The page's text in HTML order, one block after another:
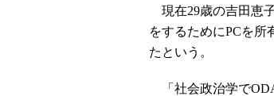
現在29歳の吉田恵
をするためにPCを所
たという。
「社会政治学で